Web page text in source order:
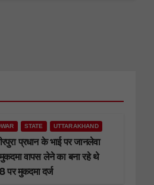
STATE UTTARAKHAND
प्रधान के भाई पर जानलेवा
वापस लेने का बना रहे थे
पर मुकदमा दर्ज